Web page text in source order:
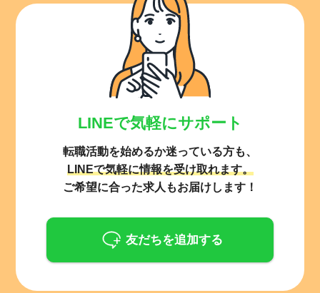
LINEで気軽にサポート
転職活動を始めるか迷っている方も、
LINEで気軽に情報を受け取れます。
ご希望に合った求人もお届けします！
友だちを追加する